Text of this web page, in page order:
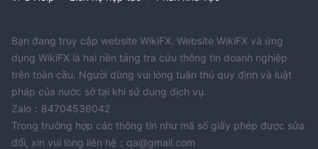
Bạn đang truy cập website WikiFX. Website WikiFX và ứng
dụng WikiFX là hai nền tảng tra cứu thông tin doanh nghiệp
trên toàn cầu. Người dùng vui lòng tuân thủ quy định và luật
pháp của nước sở tại khi sử dụng dịch vụ.
Zalo：84704536042
Trong trường hợp các thông tin như mã số giấy phép được sửa
đổi, xin vui lòng liên hệ：qa@gmail.com